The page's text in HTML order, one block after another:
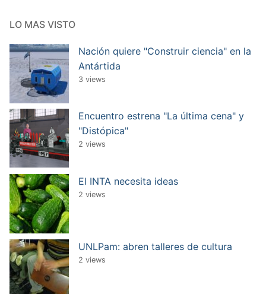
LO MAS VISTO
Nación quiere "Construir ciencia" en la
Antártida
3 views
Encuentro estrena "La última cena" y
"Distópica"
2 views
El INTA necesita ideas
2 views
UNLPam: abren talleres de cultura
2 views